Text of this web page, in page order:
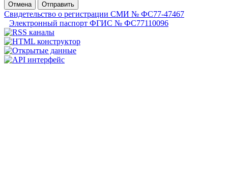
Отмена
Отправить
Свидетельство о регистрации СМИ № ФС77-47467
Электронный паспорт ФГИС № ФС77110096